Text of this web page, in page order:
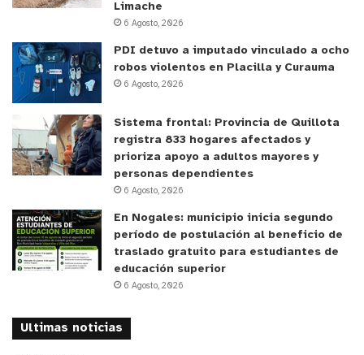
Limache
6 Agosto, 2026
PDI detuvo a imputado vinculado a ocho
robos violentos en Placilla y Curauma
6 Agosto, 2026
Sistema frontal: Provincia de Quillota
registra 833 hogares afectados y
prioriza apoyo a adultos mayores y
personas dependientes
6 Agosto, 2026
En Nogales: municipio inicia segundo
período de postulación al beneficio de
traslado gratuito para estudiantes de
educación superior
6 Agosto, 2026
Ultimas noticias